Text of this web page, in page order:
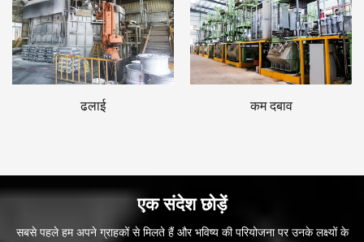
ढलाई कम दबाव
एक संदेश छोड़ें
सबसे पहले हम अपने ग्राहकों से मिलते हैं और भविष्य की परियोजना पर उनके लक्ष्यों के